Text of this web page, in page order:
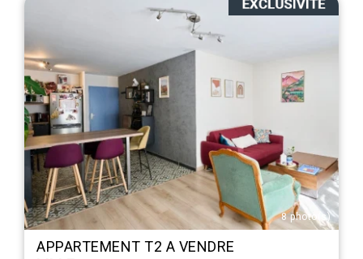
8 photo(s)
APPARTEMENT T2 A VENDRE